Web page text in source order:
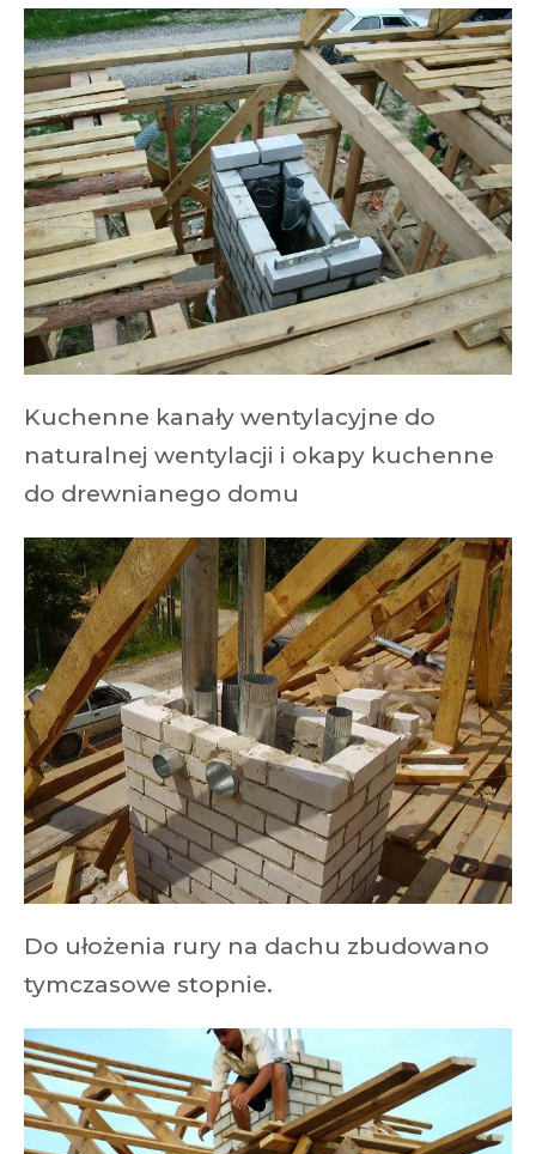
Kuchenne kanały wentylacyjne do
naturalnej wentylacji i okapy kuchenne
do drewnianego domu
Do ułożenia rury na dachu zbudowano
tymczasowe stopnie.